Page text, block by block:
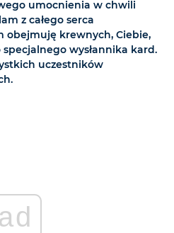
umocnienia w chwili
z całego serca
obejmuję krewnych, Ciebie,
wysłannika kard.
uczestników
ad